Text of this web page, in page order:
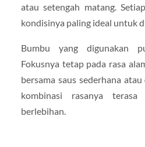
atau setengah matang.
kondisinya paling ideal untuk
Bumbu yang digunakan
Fokusnya tetap pada rasa
bersama saus sederhana
kombinasi rasanya
berlebihan.